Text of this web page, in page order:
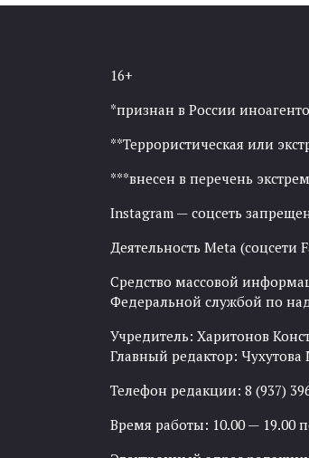
16+
*признан в России
**Террористическая или
***внесен в перечень
Instagram — соцсеть
Деятельность Meta (соцсети
Средство массовой
Федеральной службой по
Учредитель: Харитонов
Главный редактор:
Телефон редакции: 8 (937)
Время работы: 10.00 — 19.00